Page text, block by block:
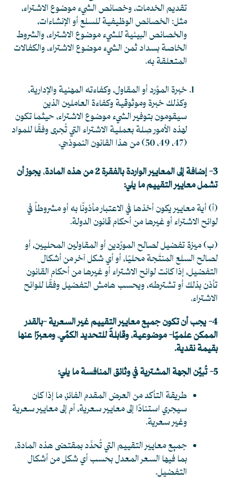
تقديم الخدمات، وخصائص الشيء موضوع الاشتراء،
مثل: الخصائص الوظيفية للسلع أو الإنشاءات،
والخصائص البيئية للشيء موضوع الاشتراء، والشروط
الخاصة بسداد ثمن الشيء موضوع الاشتراء، والكفالات
المتعلقة به.
خبرة الموِّرد أو المقاول، وكفاءته المهنية والإدارية،
وكذلك خبرة وموثوقية وكفاءة العاملين الذين
سيقومون بتوفير الشيء موضوع الاشتراء، حيثما تكون
لهذه الأمور صِلة بعملية الاشتراء التي تُجرى وفقًا للمواد
(47، 49، 50) من هذا القانون النموذجي.
3- إضافة إلى المعايير الواردة بالفقرة 2 من هذه المادة ،يجوز أن
تشمل معايير التقييم ما يلي:
(أ) أية معايير يكون أخذها في الاعتبار مأذونًا به أو مشروطاً في
لوائح الاشتراء أو غيرها من أحكام قانون الدولة.
(ب) ميزة تفضيل لصالح المورِّدين أو المقاولين المحليين، أو
لصالح السلع المنتَجة محليًا، أو أي شكل آخر من أشكال
التفضيل، إذا كانت لوائح الاشتراء أو غيرها من أحكام القانون
تأذن بذلك أو تشترطه، ويحسب هامش التفضيل وفقًا للوائح
الاشتراء.
4- يجب أن تكون جميع معايير التقييم غير السعرية -بالقدر
الممكن علميًا- موضوعيةً،وقابلةً للتحديد الكمِّي،ومعبرًا عنها
بقيمة نقدية.
5- تُبيِّن الجهة المشترية في وثائق المنافسة ما يلي:
طريقة التأكد من العرض المقدم الفائز، ما إذا كان
سيجري استنادًا إلى معايير سعرية، أم إلى معايير سعرية
وغير سعرية.
جميع معايير التقييم التي تُحدَّد بمقتضى هذه المادة،
بما فيها السعر المعدل بحسب أي شكل من أشكال
التفضيل.